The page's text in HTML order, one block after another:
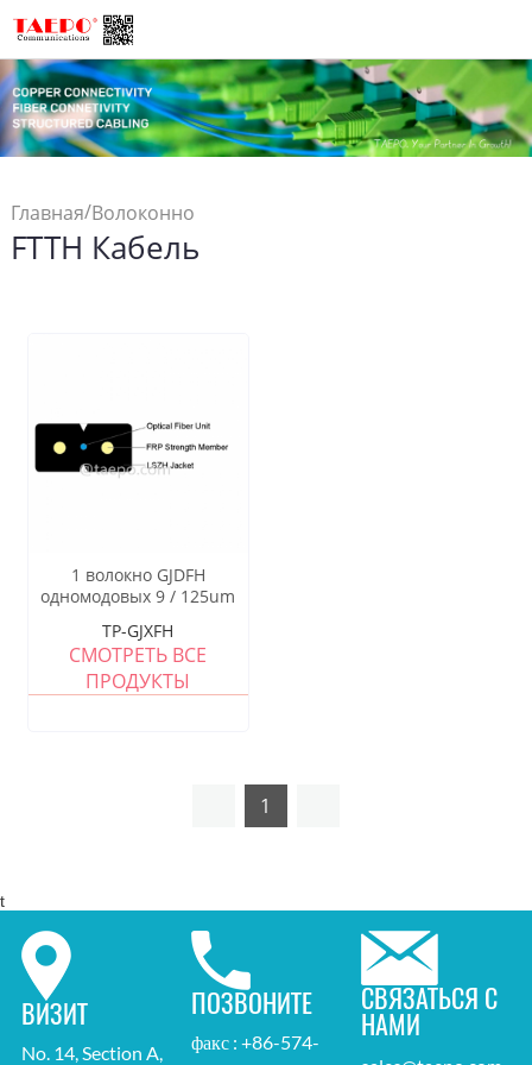
Главная/Волоконно
Соединения/Волоконно
FTTH Кабель
1 волокно GJDFH
одномодовых 9 / 125um
ответвительный кабель
TP-GJXFH
СМОТРЕТЬ ВСЕ
ПРОДУКТЫ
1
t
ВИЗИТ
No. 14, Section A,
ПОЗВОНИТЕ
факс : +86-574-
СВЯЗАТЬСЯ С
НАМИ